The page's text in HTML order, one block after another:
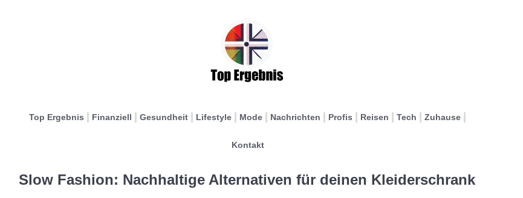
Top Ergebnis Finanziell Gesundheit Lifestyle Mode Nachrichten Profis Reisen Tech Zuhause
Kontakt
Slow Fashion: Nachhaltige Alternativen für deinen Kleiderschrank